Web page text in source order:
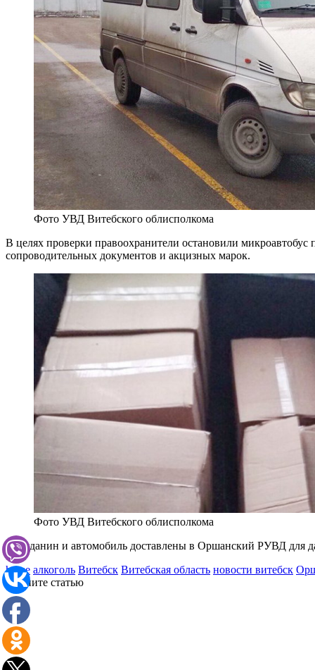
Фото УВД Витебского облисполкома
В целях проверки правоохранители остановили
сопроводительных документов и акцизных марок.
Фото УВД Витебского облисполкома
Гражданин и автомобиль доставлены в Оршанский РУВД для
home алкоголь Витебск Витебская область новости витебск
Оцените статью